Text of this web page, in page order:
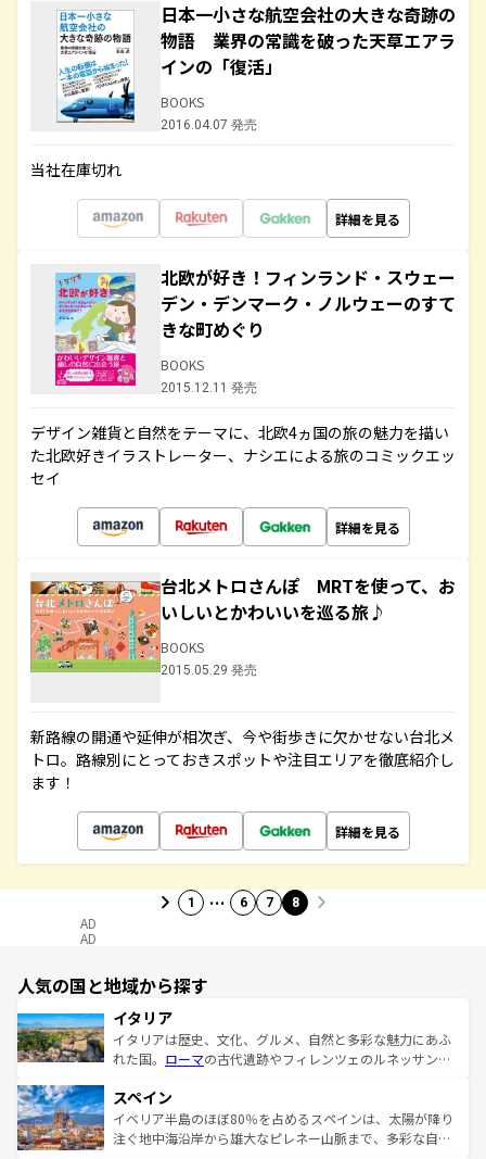
日本一小さな航空会社の大きな奇跡の
物語 業界の常識を破った天草エアラ
インの「復活」
BOOKS
2016.04.07 発売
当社在庫切れ
詳細を見る
北欧が好き！フィンランド・スウェー
デン・デンマーク・ノルウェーのすて
きな町めぐり
BOOKS
2015.12.11 発売
デザイン雑貨と自然をテーマに、北欧4ヵ国の旅の魅力を描い
た北欧好きイラストレーター、ナシエによる旅のコミックエッ
セイ
詳細を見る
台北メトロさんぽ MRTを使って、お
いしいとかわいいを巡る旅♪
BOOKS
2015.05.29 発売
新路線の開通や延伸が相次ぎ、今や街歩きに欠かせない台北メ
トロ。路線別にとっておきスポットや注目エリアを徹底紹介し
ます！
詳細を見る
1 … 6 7 8
AD
AD
人気の国と地域から探す
イタリア
イタリアは歴史、文化、グルメ、自然と多彩な魅力にあふ
れた国。 ローマの古代遺跡やフィレンツェのルネッサンス
ろん、トスカーナの美しい田園風景やアマルフィ海岸の絶
景など、自然景観も見逃せない。観光の合間には、本場の
ピザやパスタなど、絶品のイタリア料理を堪能することも
スペイン
イベリア半島のほぼ80％を占めるスペインは、太陽が降り
注ぐ地中海沿岸から雄大なピレネー山脈まで、多彩な自然